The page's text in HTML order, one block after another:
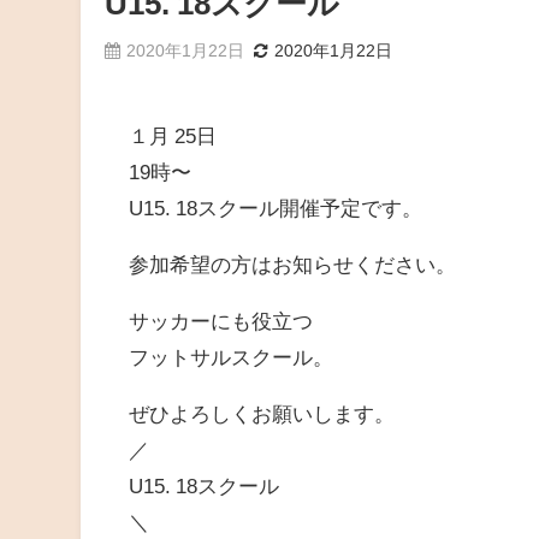
2020年1月22日 2020年1月22日
１月 25日
19時〜
U15. 18スクール開催予定です。
参加希望の方はお知らせください。
サッカーにも役立つ
フットサルスクール。
ぜひよろしくお願いします。
／
U15. 18スクール
＼